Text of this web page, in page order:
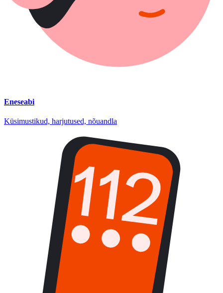
Eneseabi
Küsimustikud, harjutused, nõuandla